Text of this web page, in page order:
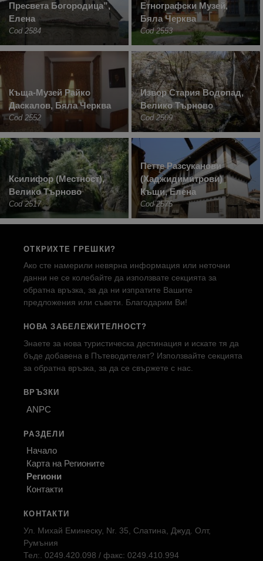
Пресвета Богородица”,
Елена
Cod 2584
Етнографски Музей,
Бяла Черква
Cod 2553
Къща-Музей Райко
Даскалов, Бяла Черква
Cod 2552
Извор Стария Водопад,
Велико Търново
Cod 2509
Ксилифор (Местност),
Велико Търново
Cod 2517
Петте Разсуканови
(Хаджидимитрови)
Къщи, Елена
Cod 2575
ОТКРИХТЕ ГРЕШКИ?
Ако сте намерили невярна информация или неточни
данни не се колебайте да използвате секцията за
обратна връзка, за да ни изпратите Вашите
предложения или съвети. Благодарим Ви!
НОВА ЗАБЕЛЕЖИТЕЛНОСТ?
Знаете за нова туристическа дестинация и искате тя да
бъде добавена в Пътеводителят? Използвайте секцията
за обратна връзка, за да се свържете с нас.
ВРЪЗКИ
ANPC
РАЗДЕЛИ
Начало
Карта на Регионите
Региони
Контакти
КОНТАКТИ
Ул. Михай Еминеску, Nr. 35, Слатина, Джуд. Олт,
Румъния
Тел:. 0249.420.098 / факс: 0249.410.994